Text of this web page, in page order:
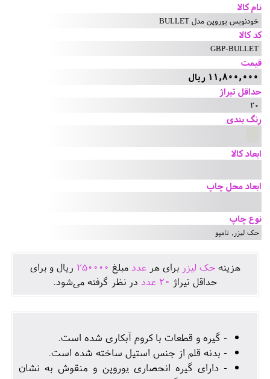
نام کالا
خودنویس یوروپن مدل BULLET
کد کالا
GBP-BULLET
قیمت
11,800,000 ریال
حداقل تیراژ
20
رنگ بندی
ابعاد کالا
ابعاد محل چاپ
نوع چاپ
حک لیزر, تامپو
هزينهحک لیزر برای هرعدد مبلغ 250000 ريال و برای
حداقل تيراژ 20 عدد در نظر گرفته می‌شود.
- گیره و قطعات با کروم آبکاری شده است.
- بدنه قلم از جنس استیل ساخته شده است.
- دارای گیره انحصاری یوروپن و منقوش به نشان